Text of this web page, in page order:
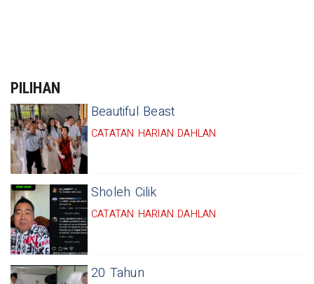
PILIHAN
Beautiful Beast
CATATAN HARIAN DAHLAN
Sholeh Cilik
CATATAN HARIAN DAHLAN
20 Tahun